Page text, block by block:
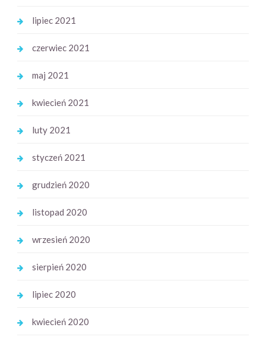
lipiec 2021
czerwiec 2021
maj 2021
kwiecień 2021
luty 2021
styczeń 2021
grudzień 2020
listopad 2020
wrzesień 2020
sierpień 2020
lipiec 2020
kwiecień 2020